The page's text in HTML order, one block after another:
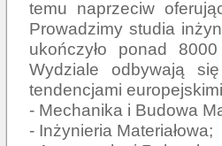
temu naprzeciw
Prowadzimy studia
ukończyło ponad
Wydziale odbywają
tendencjami
- Mechanika i Budowa
- Inżynieria Materiałowa;